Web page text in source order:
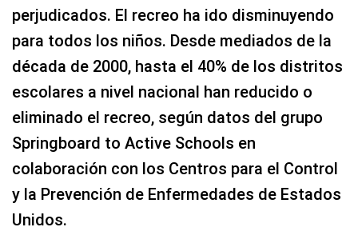
perjudicados. El recreo ha ido disminuyendo
para todos los niños. Desde mediados de la
década de 2000, hasta el 40% de los distritos
escolares a nivel nacional han reducido o
eliminado el recreo, según datos del grupo
Springboard to Active Schools en
colaboración con los Centros para el Control
y la Prevención de Enfermedades de Estados
Unidos.